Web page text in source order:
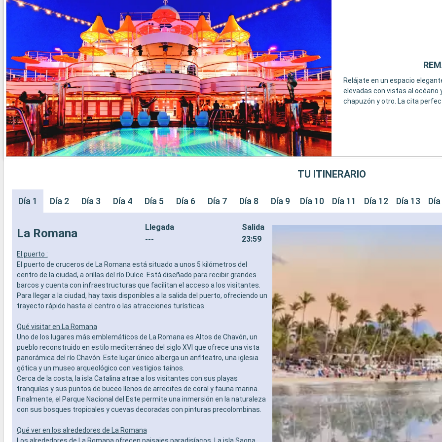
Relájate en un espacio
elevadas con vistas al océano
chapuzón y otro. La cita
TU ITINERARIO
Día 1 Día 2 Día 3 Día 4 Día 5 Día 6 Día 7 Día 8 Día 9 Día 10 Día 11 Día 12 Día 13
La Romana
Llegada
---
Salida
23:59
El puerto :
El puerto de cruceros de La Romana está situado a unos 5 kilómetros del
centro de la ciudad, a orillas del río Dulce. Está diseñado para recibir grandes
barcos y cuenta con infraestructuras que facilitan el acceso a los visitantes.
Para llegar a la ciudad, hay taxis disponibles a la salida del puerto, ofreciendo un
trayecto rápido hasta el centro o las atracciones turísticas.
Qué visitar en La Romana
Uno de los lugares más emblemáticos de La Romana es Altos de Chavón, un
pueblo reconstruido en estilo mediterráneo del siglo XVI que ofrece una vista
panorámica del río Chavón. Este lugar único alberga un anfiteatro, una iglesia
gótica y un museo arqueológico con vestigios taínos.
Cerca de la costa, la isla Catalina atrae a los visitantes con sus playas
tranquilas y sus puntos de buceo llenos de arrecifes de coral y fauna marina.
Finalmente, el Parque Nacional del Este permite una inmersión en la naturaleza
con sus bosques tropicales y cuevas decoradas con pinturas precolombinas.
Qué ver en los alrededores de La Romana